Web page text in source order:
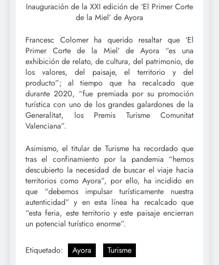
Inauguración de la XXI edición de ‘El Primer Corte
de la Miel’ de Ayora
Francesc Colomer ha querido resaltar que ‘El
Primer Corte de la Miel’ de Ayora “es una
exhibición de relato, de cultura, del patrimonio, de
los valores, del paisaje, el territorio y del
producto”; al tiempo que ha recalcado que
durante 2020, “fue premiada por su promoción
turística con uno de los grandes galardones de la
Generalitat, los Premis Turisme Comunitat
Valenciana”.
Asimismo, el titular de Turisme ha recordado que
tras el confinamiento por la pandemia “hemos
descubierto la necesidad de buscar el viaje hacia
territorios como Ayora”, por ello, ha incidido en
que “debemos impulsar turísticamente nuestra
autenticidad” y en esta línea ha recalcado que
“esta feria, este territorio y este paisaje encierran
un potencial turístico enorme”.
Etiquetado: Ayora Turisme